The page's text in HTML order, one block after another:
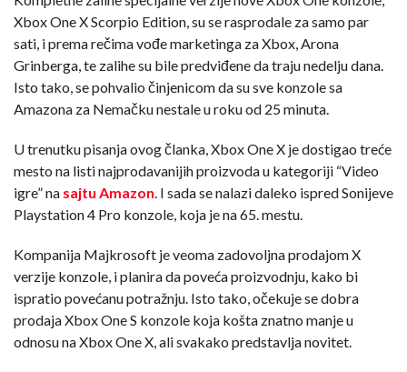
Xbox One X Scorpio Edition, su se rasprodale za samo par
sati, i prema rečima vođe marketinga za Xbox, Arona
Grinberga, te zalihe su bile predviđene da traju nedelju dana.
Isto tako, se pohvalio činjenicom da su sve konzole sa
Amazona za Nemačku nestale u roku od 25 minuta.
U trenutku pisanja ovog članka, Xbox One X je dostigao treće
mesto na listi najprodavanijih proizvoda u kategoriji “Video
igre” na sajtu Amazon. I sada se nalazi daleko ispred Sonijeve
Playstation 4 Pro konzole, koja je na 65. mestu.
Kompanija Majkrosoft je veoma zadovoljna prodajom X
verzije konzole, i planira da poveća proizvodnju, kako bi
ispratio povećanu potražnju. Isto tako, očekuje se dobra
prodaja Xbox One S konzole koja košta znatno manje u
odnosu na Xbox One X, ali svakako predstavlja novitet.